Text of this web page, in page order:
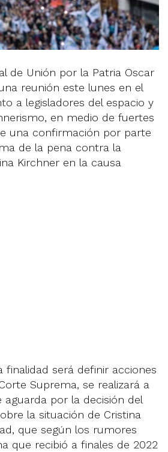
de Unión por la Patria Oscar
reunión este lunes en el
a legisladores del espacio y
en medio de fuertes
una confirmación por parte
de la pena contra la
Kirchner en la causa
finalidad será definir acciones
Suprema, se realizará a
aguarda por la decisión del
la situación de Cristina
que según los rumores
que recibió a finales de 2022